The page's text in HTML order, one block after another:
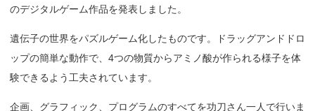
のデジタルゲーム作品を発表しました。
遺伝子の世界をパズルゲーム化したものです。ドラッグアンドドロ
ップの簡単な動作で、4つの物質からアミノ酸が作られる様子を体
験できるよう工夫されています。
企画、グラフィック、プログラムのすべてを功刀さん一人で行いま